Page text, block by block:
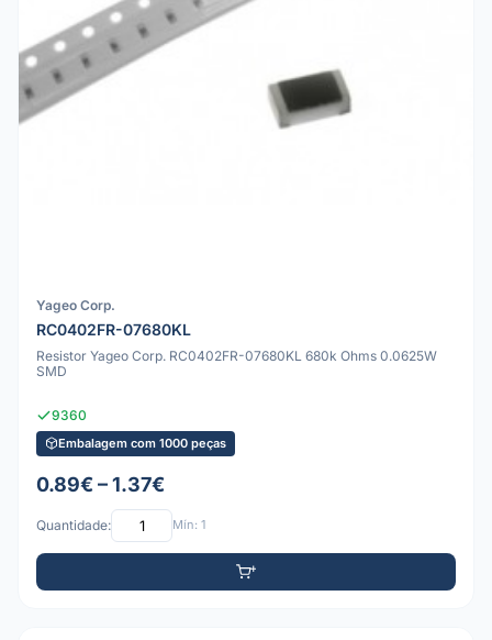
Yageo Corp.
RC0402FR-07680KL
Resistor Yageo Corp. RC0402FR-07680KL 680k Ohms 0.0625W
SMD
9360
Embalagem com 1000 peças
0.89€ – 1.37€
Quantidade: Mín: 1